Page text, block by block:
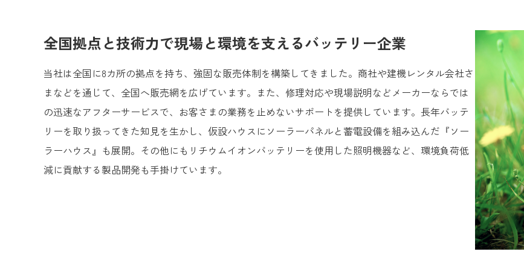
全国拠点と技術力で現場と環境を支えるバッテリー企業
当社は全国に8カ所の拠点を持ち、強固な販売体制を構築してきました。商社や建機レンタル会社さ
まなどを通じて、全国へ販売網を広げています。また、修理対応や現場説明などメーカーならでは
の迅速なアフターサービスで、お客さまの業務を止めないサポートを提供しています。長年バッテ
リーを取り扱ってきた知見を生かし、仮設ハウスにソーラーパネルと蓄電設備を組み込んだ『ソー
ラーハウス』も展開。その他にもリチウムイオンバッテリーを使用した照明機器など、環境負荷低
減に貢献する製品開発も手掛けています。